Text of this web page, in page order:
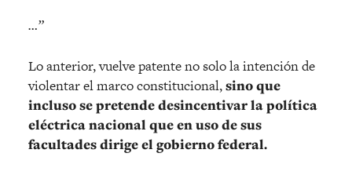
…”
Lo anterior, vuelve patente no solo la intención de
violentar el marco constitucional,sino que
incluso se pretende desincentivar la política
eléctrica nacional que en uso de sus
facultades dirige el gobierno federal.